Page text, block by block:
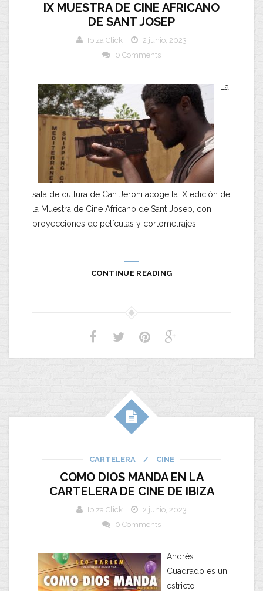
IX MUESTRA DE CINE AFRICANO
DE SANT JOSEP
Ibiza Click
2 junio, 2023
0 Comments
La
sala de cultura de Can Jeroni acoge la IX edición de
la Muestra de Cine Africano de Sant Josep, con
proyecciones de películas y cortometrajes.
CONTINUE READING
CARTELERA / CINE
COMO DIOS MANDA EN LA
CARTELERA DE CINE DE IBIZA
Ibiza Click
2 junio, 2023
0 Comments
Andrés
Cuadrado es un
estricto